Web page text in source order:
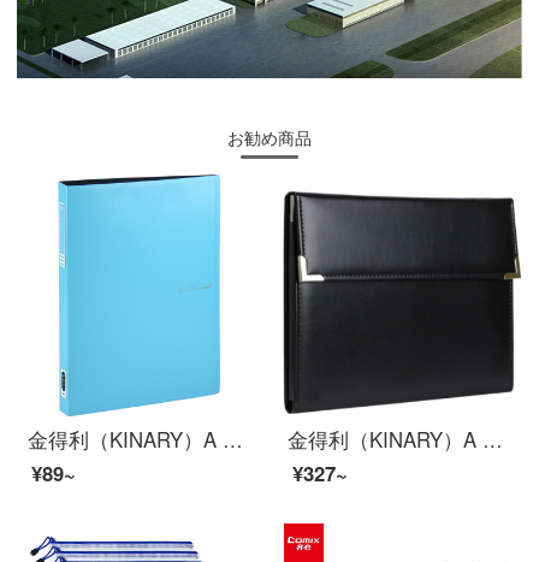
お勧め商品
金得利（KINARY）A 4短力フォルダー高質感厚み資料フォルダー板子ブルー1個入りAF 712
¥89~
金得利（KINARY）A 4ビジネス多目的会議事務挟み式書写帳と多層フォルダオルガンバッグオフィス用品黒F 7000
¥327~